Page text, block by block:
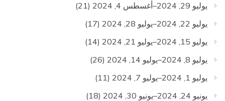
يوليو 29, 2024–أغسطس 4, 2024
(21)
يوليو 22, 2024–يوليو 28, 2024
(17)
يوليو 15, 2024–يوليو 21, 2024
(14)
يوليو 8, 2024–يوليو 14, 2024
(26)
يوليو 1, 2024–يوليو 7, 2024
(11)
يونيو 24, 2024–يونيو 30, 2024
(18)